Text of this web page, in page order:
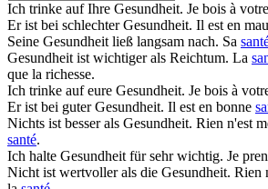
Ich trinke auf Ihre Gesundheit. Je bois à votre
Er ist bei schlechterGesundheit. Il est en
Seine Gesundheitließ langsam nach. Sa
Gesundheitist wichtiger als Reichtum. La
que la richesse.
Ich trinke auf eure Gesundheit. Je bois à
Er ist bei guterGesundheit. Il est en bonne
Nichts ist besser als Gesundheit. Rien n'est
santé.
Ich halte Gesundheitfür sehr wichtig. Je
Nicht ist wertvoller als die Gesundheit. Rien